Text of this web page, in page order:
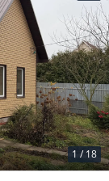
1 / 18